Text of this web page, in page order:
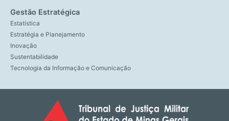
Gestão Estratégica
Estatística
Estratégia e Planejamento
Inovação
Sustentabilidade
Tecnologia da Informação e Comunicação